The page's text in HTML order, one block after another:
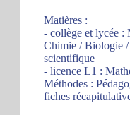
Matières :
- collège et lycée :
Chimie / Biologie /
scientifique
- licence L1 :
Méthodes :
fiches